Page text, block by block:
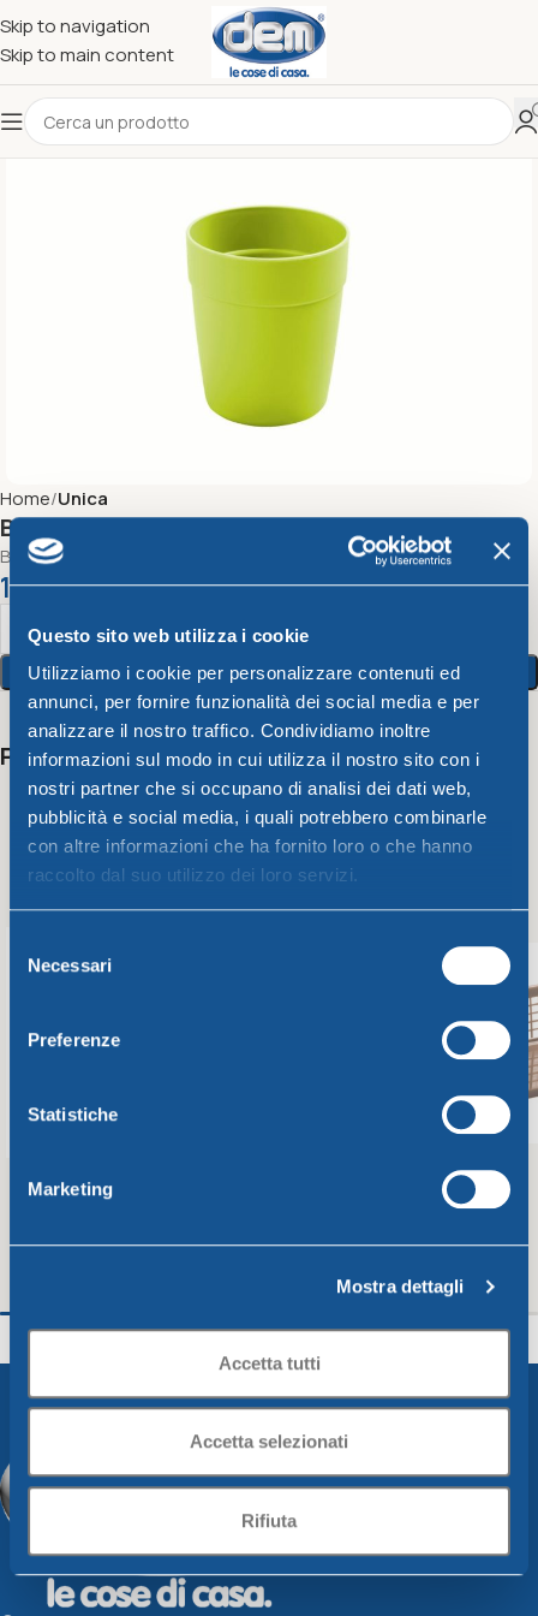
Questo sito web utilizza i cookie
Utilizziamo i cookie per personalizzare contenuti ed
annunci, per fornire funzionalità dei social media e per
analizzare il nostro traffico. Condividiamo inoltre
informazioni sul modo in cui utilizza il nostro sito con i
nostri partner che si occupano di analisi dei dati web,
pubblicità e social media, i quali potrebbero combinarle
con altre informazioni che ha fornito loro o che hanno
raccolto dal suo utilizzo dei loro servizi.
delNecessari
Preferenze
Statistiche
Marketing
Mostra dettagli
Accetta tutti
Accetta selezionati
Rifiuta
Skip to navigation
Skip to main content
Home Unica
Bicchiere acqua CC 330 verde lime
Bicchiere Acqua Bahia Cc 330 verde lime
1,34€
Aggiungi Al Carrello
Potrebbero interessarti anche
Aggiungi Al Carrello
Minicesta tortora
Aggiungi Al Carrello